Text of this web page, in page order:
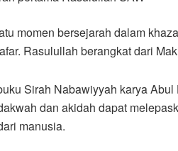
momen bersejarah dalam
Rasulullah berangkat dari
Sirah Nabawiyyah karya
dan akidah dapat
manusia.